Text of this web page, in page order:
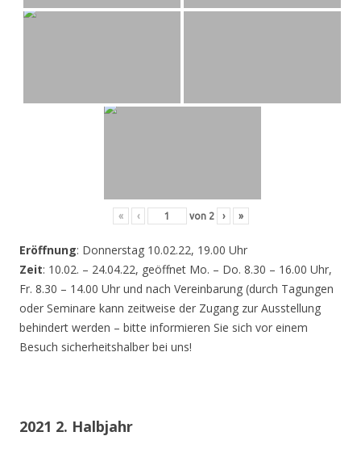
« ‹ von 2 › »
Eröffnung: Donnerstag 10.02.22, 19.00 Uhr
Zeit: 10.02. – 24.04.22, geöffnet Mo. – Do. 8.30 – 16.00 Uhr,
Fr. 8.30 – 14.00 Uhr und nach Vereinbarung (durch Tagungen
oder Seminare kann zeitweise der Zugang zur Ausstellung
behindert werden – bitte informieren Sie sich vor einem
Besuch sicherheitshalber bei uns!
2021 2. Halbjahr